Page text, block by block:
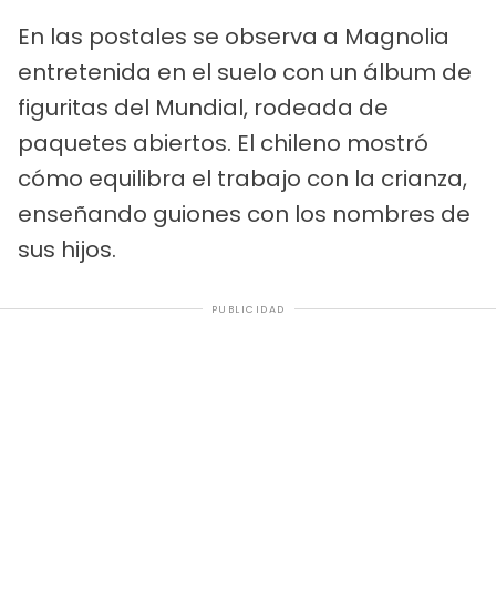
En las postales se observa a Magnolia
entretenida en el suelo con un álbum de
figuritas del Mundial, rodeada de
paquetes abiertos. El chileno mostró
cómo equilibra el trabajo con la crianza,
enseñando guiones con los nombres de
sus hijos.
PUBLICIDAD